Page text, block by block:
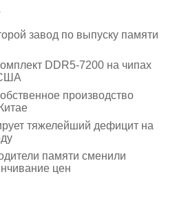
завод по выпуску памяти
DDR5-7200 на чипах
производство
тяжелейший дефицит на
памяти сменили
цен